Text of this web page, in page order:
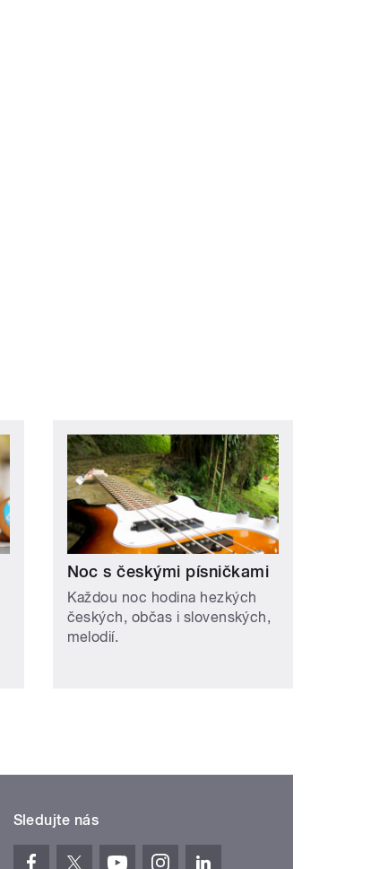
Noc s českými písničkami
Každou noc hodina hezkých
českých, občas i slovenských,
melodií.
Sledujte nás